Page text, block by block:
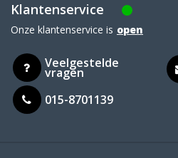
Klantenservice
Onze klantenservice is open
Veelgestelde
vragen
015-8701139